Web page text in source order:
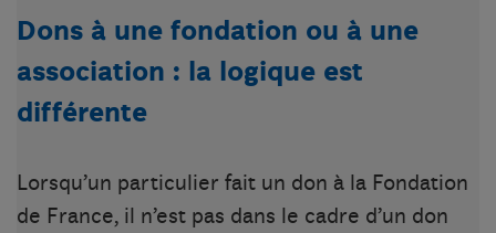
Dons à une fondation ou à une
association : la logique est
différente
Lorsqu’un particulier fait un don à la Fondation
de France, il n’est pas dans le cadre d’un don